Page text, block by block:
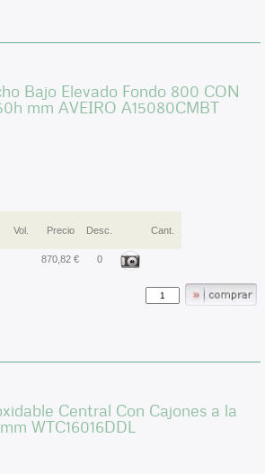
Bajo Elevado Fondo 800 CON
mm AVEIRO A15080CMBT
Vol. Precio Desc. Cant.
870,82 € 0
Central Con Cajones a la
WTC16016DDL